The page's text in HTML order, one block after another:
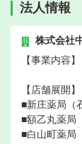
法人情報
株式会社
【事業内容
【店舗展開
■新庄薬局（
■額乙丸薬局
■白山町薬局